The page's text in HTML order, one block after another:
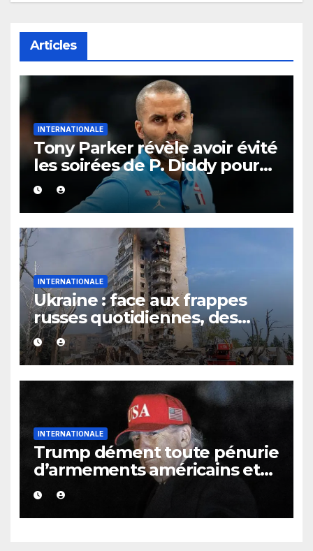
Articles
INTERNATIONALE
Tony Parker révèle avoir évité
les soirées de P. Diddy pour
protéger Eva Longoria
INTERNATIONALE
Ukraine : face aux frappes
russes quotidiennes, des
évacuations ordonnées à
Kramatorsk
INTERNATIONALE
Trump dément toute pénurie
d’armements américains et
s’en prend aux médias